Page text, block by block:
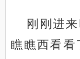
刚刚进
瞧瞧西看看